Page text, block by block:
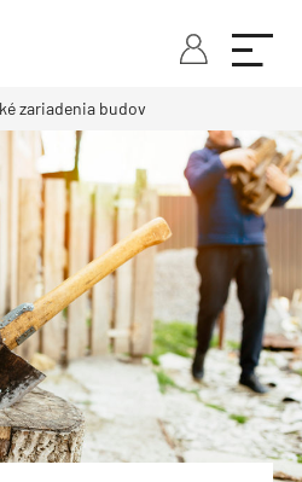
zariadenia budov